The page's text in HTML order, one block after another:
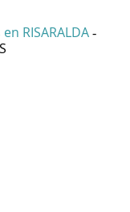
RISARALDA -